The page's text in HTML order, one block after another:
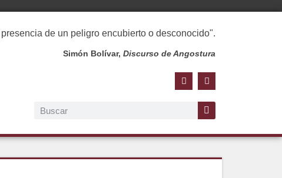
de un peligro encubierto o desconocido".
Simón Bolívar,Discurso de Angostura